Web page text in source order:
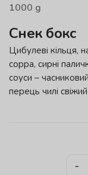
1000 g
Снек бокс
Цибулеві кільця,
сoppa, сирні
соуси –
перець чилі
-